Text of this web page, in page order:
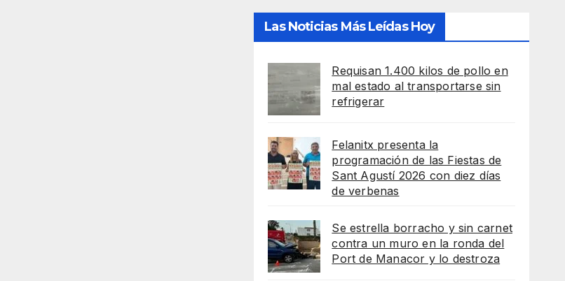
Las Noticias Más Leídas Hoy
Requisan 1.400 kilos de pollo en
mal estado al transportarse sin
refrigerar
Felanitx presenta la
programación de las Fiestas de
Sant Agustí 2026 con diez días
de verbenas
Se estrella borracho y sin carnet
contra un muro en la ronda del
Port de Manacor y lo destroza